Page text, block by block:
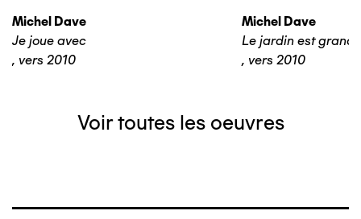
Michel Dave
Je joue avec
, vers 2010
Michel Dave
Le jardin est grand
, vers 2010
Voir toutes les oeuvres